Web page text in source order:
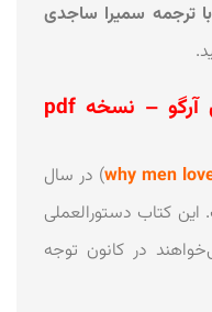
ترجمه سمیرا ساجدی
درباره کتاب زنان زیرک شری آرگو – نسخه pdf
why men) در سال
این کتاب دستورالعملی
در کانون توجه